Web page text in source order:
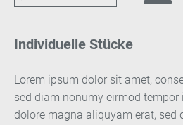
Individuelle Stücke
Lorem ipsum dolor sit amet,
sed diam nonumy eirmod
dolore magna aliquyam erat, sed